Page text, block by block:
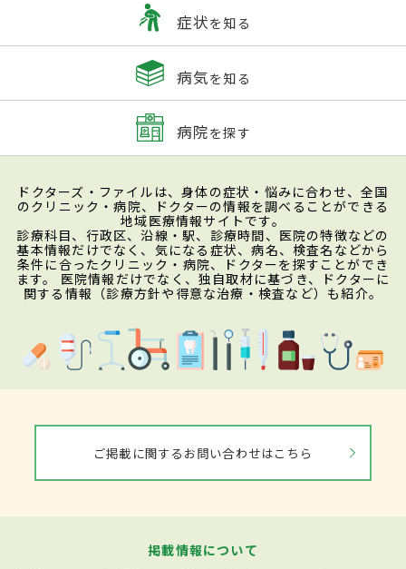
症状を知る
病気を知る
病院を探す
ドクターズ・ファイルは、身体の症状・悩みに合わせ、全国
のクリニック・病院、ドクターの情報を調べることができる
地域医療情報サイトです。
診療科目、行政区、沿線・駅、診療時間、医院の特徴などの
基本情報だけでなく、気になる症状、病名、検査名などから
条件に合ったクリニック・病院、ドクターを探すことができ
ます。 医院情報だけでなく、独自取材に基づき、ドクターに
関する情報（診療方針や得意な治療・検査など）も紹介。
ご掲載に関するお問い合わせはこちら
掲載情報について